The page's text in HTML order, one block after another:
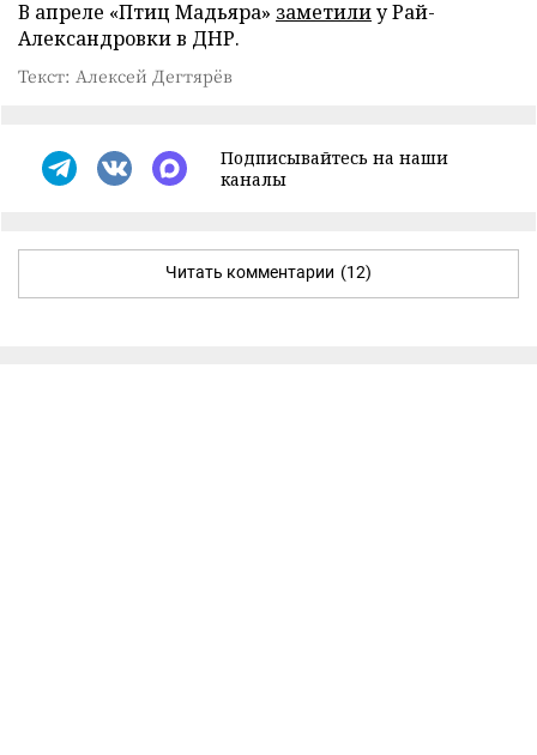
В апреле «Птиц Мадьяра» заметилиу Рай-
Александровки в ДНР.
Текст: Алексей Дегтярёв
Подписывайтесь на наши
каналы
Читать комментарии (12)